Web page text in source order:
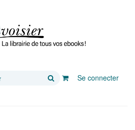
Rechercher
Se connecter